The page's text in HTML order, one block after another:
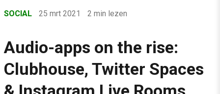
›
›
Social
›
SOCIAL 25 mrt 2021 2 min lezen
Audio-apps on the rise:
Clubhouse, Twitter Spaces